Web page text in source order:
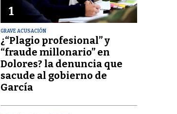
1
GRAVE ACUSACIÓN
¿“Plagio profesional” y
“fraude millonario” en
Dolores? la denuncia que
sacude al gobierno de
García